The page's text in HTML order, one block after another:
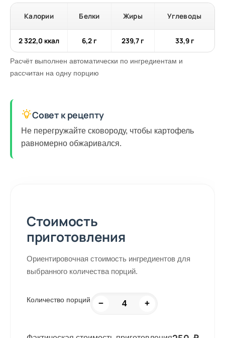
Калории Белки Жиры Углеводы
2 322,0 ккал 6,2 г 239,7 г 33,9 г
Расчёт выполнен автоматически по ингредиентам и
рассчитан на одну порцию
Совет к рецепту
Не перегружайте сковороду, чтобы картофель
равномерно обжаривался.
Стоимость
приготовления
Ориентировочная стоимость ингредиентов для
выбранного количества порций.
Количество порций − +